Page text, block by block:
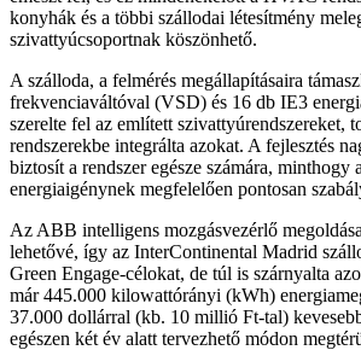
konyhák és a többi szállodai létesítmény
szivattyúcsoportnak köszönhető.
A szálloda, a felmérés megállapításaira
frekvenciaváltóval (VSD) és 16 db IE3
szerelte fel az említett szivattyúrendszereket,
rendszerekbe integrálta azokat. A fejlesztés
biztosít a rendszer egésze számára,
energiaigénynek megfelelően pontosan
Az ABB intelligens mozgásvezérlő
lehetővé, így az InterContinental Madrid
Green Engage-célokat, de túl is szárnyalta
már 445.000 kilowattórányi (kWh)
37.000 dollárral (kb. 10 millió Ft-tal)
egészen két év alatt tervezhető módon